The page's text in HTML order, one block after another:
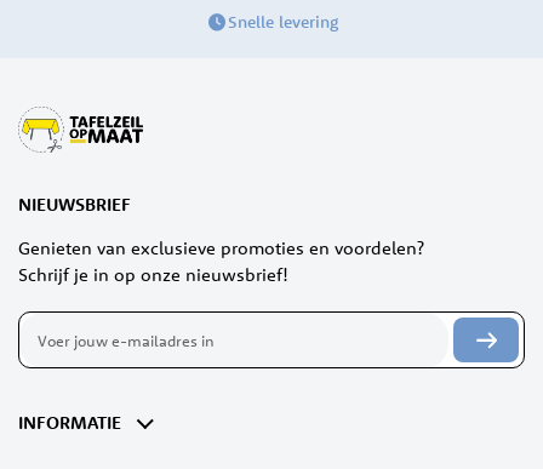
Snelle levering
NIEUWSBRIEF
Genieten van exclusieve promoties en voordelen?
Schrijf je in op onze nieuwsbrief!
Abonneer
op
nieuwsbrief
INFORMATIE